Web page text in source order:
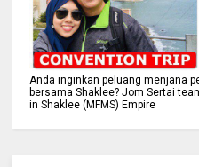
Anda inginkan peluang menjana
bersama Shaklee? Jom Sertai
in Shaklee (MFMS) Empire